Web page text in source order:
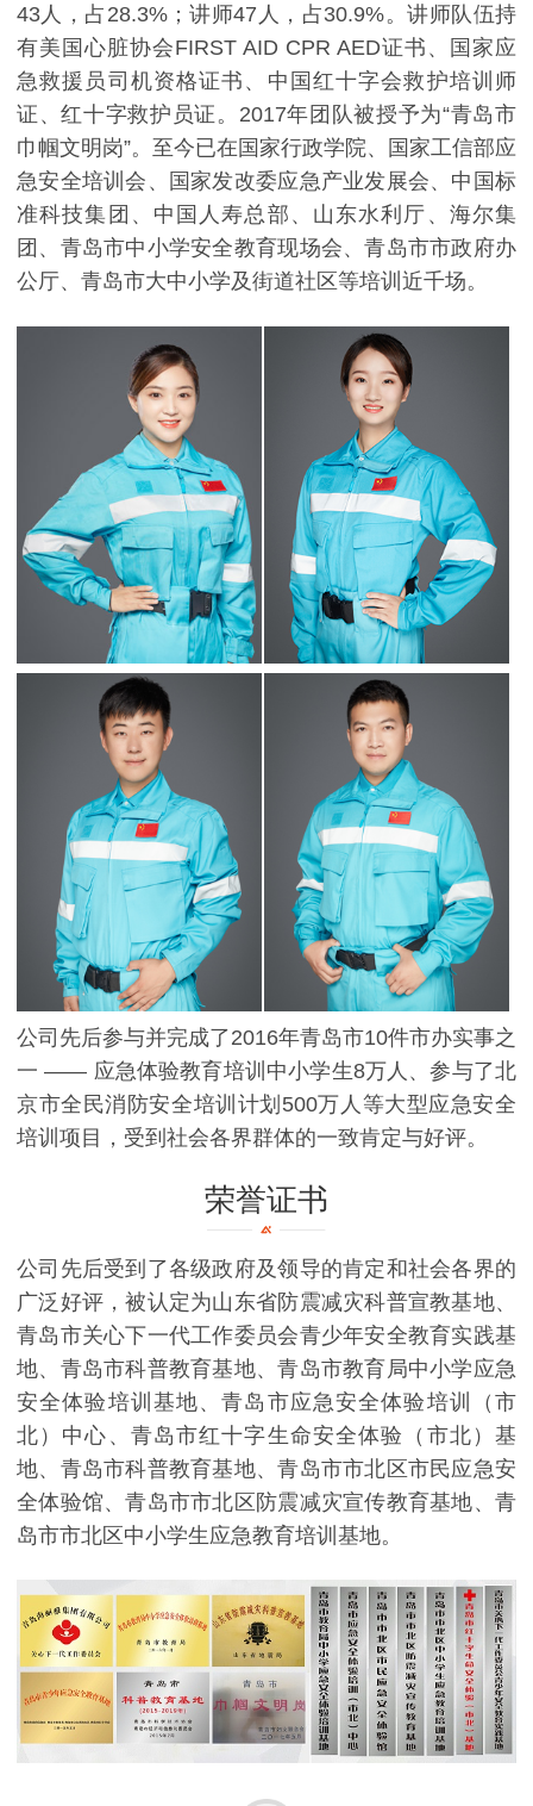
43人，占28.3%；讲师47人，占30.9%。讲师队伍持
有美国心脏协会FIRST AID CPR AED证书、国家应
急救援员司机资格证书、中国红十字会救护培训师
证、红十字救护员证。2017年团队被授予为“青岛市
巾帼文明岗”。至今已在国家行政学院、国家工信部应
急安全培训会、国家发改委应急产业发展会、中国标
准科技集团、中国人寿总部、山东水利厅、海尔集
团、青岛市中小学安全教育现场会、青岛市市政府办
公厅、青岛市大中小学及街道社区等培训近千场。
公司先后参与并完成了2016年青岛市10件市办实事之
一 —— 应急体验教育培训中小学生8万人、参与了北
京市全民消防安全培训计划500万人等大型应急安全
培训项目，受到社会各界群体的一致肯定与好评。
荣誉证书
公司先后受到了各级政府及领导的肯定和社会各界的
广泛好评，被认定为山东省防震减灾科普宣教基地、
青岛市关心下一代工作委员会青少年安全教育实践基
地、青岛市科普教育基地、青岛市教育局中小学应急
安全体验培训基地、青岛市应急安全体验培训（市
北）中心、青岛市红十字生命安全体验（市北）基
地、青岛市科普教育基地、青岛市市北区市民应急安
全体验馆、青岛市市北区防震减灾宣传教育基地、青
岛市市北区中小学生应急教育培训基地。